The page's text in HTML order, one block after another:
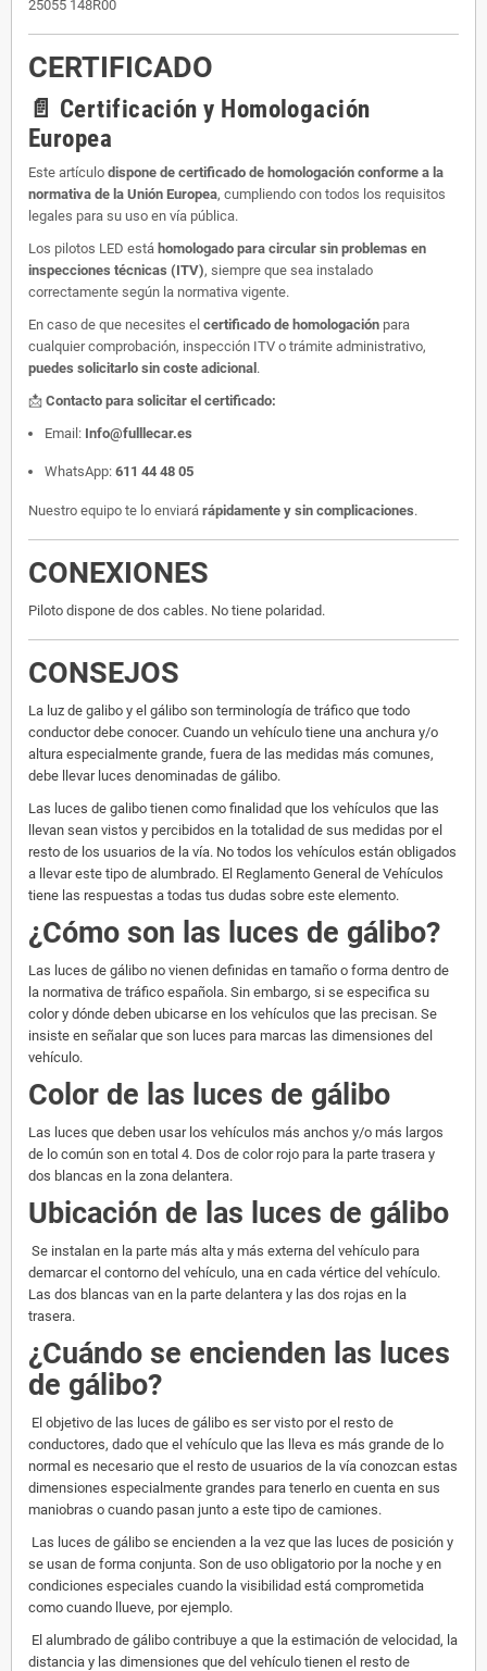
25055 148R00
CERTIFICADO
📄 Certificación y Homologación
Europea
Este artículo dispone de certificado de homologación conforme a la
normativa de la Unión Europea, cumpliendo con todos los requisitos
legales para su uso en vía pública.
Los pilotos LED está homologado para circular sin problemas en
inspecciones técnicas (ITV), siempre que sea instalado
correctamente según la normativa vigente.
En caso de que necesites el certificado de homologación para
cualquier comprobación, inspección ITV o trámite administrativo,
puedes solicitarlo sin coste adicional .
📩 Contacto para solicitar el certificado:
Email: Info@fulllecar.es
WhatsApp: 611 44 48 05
Nuestro equipo te lo enviará rápidamente y sin complicaciones.
CONEXIONES
Piloto dispone de dos cables. No tiene polaridad.
CONSEJOS
La luz de galibo y el gálibo son terminología de tráfico que todo
conductor debe conocer. Cuando un vehículo tiene una anchura y/o
altura especialmente grande, fuera de las medidas más comunes,
debe llevar luces denominadas de gálibo.
Las luces de galibo tienen como finalidad que los vehículos que las
llevan sean vistos y percibidos en la totalidad de sus medidas por el
resto de los usuarios de la vía. No todos los vehículos están obligados
a llevar este tipo de alumbrado. El Reglamento General de Vehículos
tiene las respuestas a todas tus dudas sobre este elemento.
¿Cómo son las luces de gálibo?
Las luces de gálibo no vienen definidas en tamaño o forma dentro de
la normativa de tráfico española. Sin embargo, si se especifica su
color y dónde deben ubicarse en los vehículos que las precisan. Se
insiste en señalar que son luces para marcas las dimensiones del
vehículo.
Color de las luces de gálibo
Las luces que deben usar los vehículos más anchos y/o más largos
de lo común son en total 4. Dos de color rojo para la parte trasera y
dos blancas en la zona delantera.
Ubicación de las luces de gálibo
Se instalan en la parte más alta y más externa del vehículo para
demarcar el contorno del vehículo, una en cada vértice del vehículo.
Las dos blancas van en la parte delantera y las dos rojas en la
trasera.
¿Cuándo se encienden las luces
de gálibo?
El objetivo de las luces de gálibo es ser visto por el resto de
conductores, dado que el vehículo que las lleva es más grande de lo
normal es necesario que el resto de usuarios de la vía conozcan estas
dimensiones especialmente grandes para tenerlo en cuenta en sus
maniobras o cuando pasan junto a este tipo de camiones.
Las luces de gálibo se encienden a la vez que las luces de posición y
se usan de forma conjunta. Son de uso obligatorio por la noche y en
condiciones especiales cuando la visibilidad está comprometida
como cuando llueve, por ejemplo.
El alumbrado de gálibo contribuye a que la estimación de velocidad, la
distancia y las dimensiones que del vehículo tienen el resto de